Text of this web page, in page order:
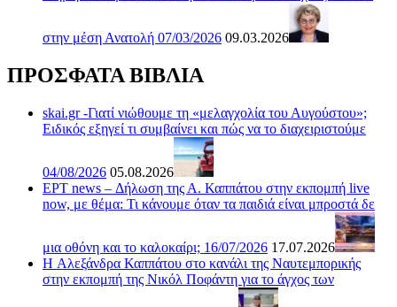
στην μέση Ανατολή 07/03/2026 09.03.2026
ΠΡΟΣΦΑΤΑ ΒΙΒΛΙΑ
skai.gr -Γιατί νιώθουμε τη «μελαγχολία του Αυγούστου»;
Ειδικός εξηγεί τι συμβαίνει και πώς να το διαχειριστούμε
04/08/2026 05.08.2026
ΕΡΤ news – Δήλωση της Α. Καππάτου στην εκπομπή live
now, με θέμα: Τι κάνουμε όταν τα παιδιά είναι μπροστά δε
μια οθόνη και το καλοκαίρι; 16/07/2026 17.07.2026
H Αλεξάνδρα Καππάτου στο κανάλι της Ναυτεμπορικής
στην εκπομπή της Νικόλ Ποφάντη για το άγχος των